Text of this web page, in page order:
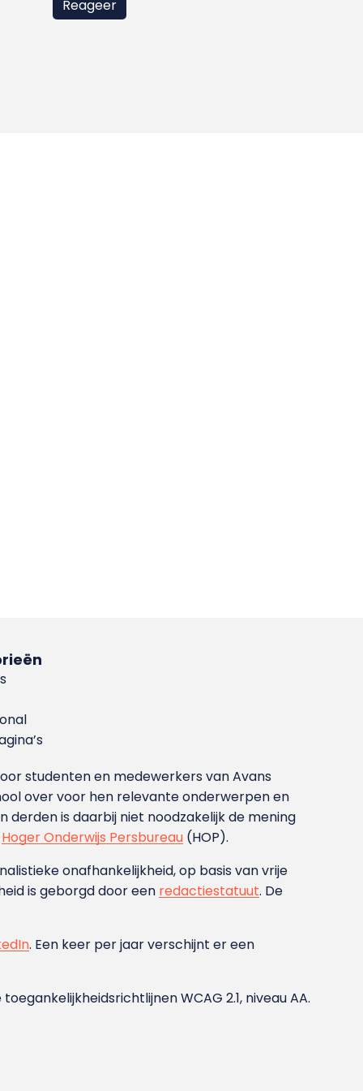
studenten en medewerkers van Avans
over voor hen relevante onderwerpen en
is daarbij niet noodzakelijk de mening
Hoger Onderwijs Persbureau (HOP).
onafhankelijkheid, op basis van vrije
is geborgd door een redactiestatuut. De
. Een keer per jaar verschijnt er een
WCAG 2.1, niveau AA.